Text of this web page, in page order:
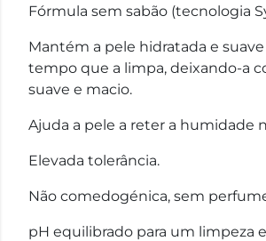
Fórmula sem sabão (tecnologia
Mantém a pele hidratada e
tempo que a limpa, deixando-a
suave e macio.
Ajuda a pele a reter a humidade
Elevada tolerância.
Não comedogénica, sem
pH equilibrado para um limpeza